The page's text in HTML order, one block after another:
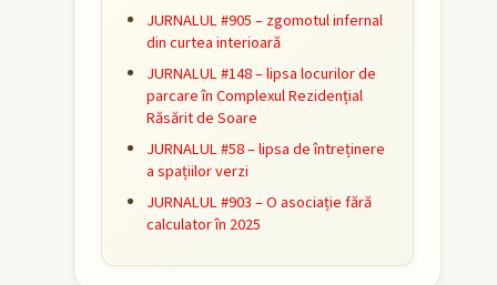
JURNALUL #905 – zgomotul infernal
din curtea interioară
JURNALUL #148 – lipsa locurilor de
parcare în Complexul Rezidențial
Răsărit de Soare
JURNALUL #58 – lipsa de întreținere
a spațiilor verzi
JURNALUL #903 – O asociație fără
calculator în 2025